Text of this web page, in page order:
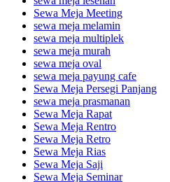
Sewa Meja Meeting
sewa meja melamin
sewa meja multiplek
sewa meja murah
sewa meja oval
sewa meja payung cafe
Sewa Meja Persegi Panjang
sewa meja prasmanan
Sewa Meja Rapat
Sewa Meja Rentro
Sewa Meja Retro
Sewa Meja Rias
Sewa Meja Saji
Sewa Meja Seminar